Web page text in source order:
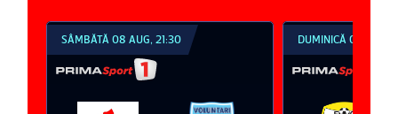
SÂMBĂTĂ 08 AUG, 21:30 DUMINICĂ 09 AUG,